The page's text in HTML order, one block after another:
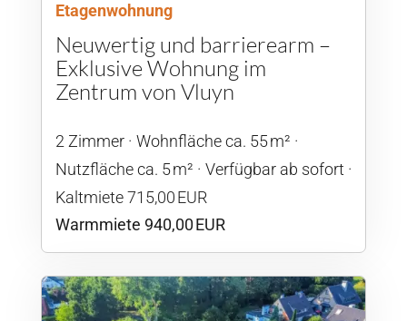
Etagenwohnung
Neuwertig und barrierearm –
Exklusive Wohnung im
Zentrum von Vluyn
2 Zimmer
Wohnfläche ca. 55 m²
Nutzfläche ca. 5 m²
Verfügbar ab sofort
Kaltmiete 715,00 EUR
Warmmiete 940,00 EUR